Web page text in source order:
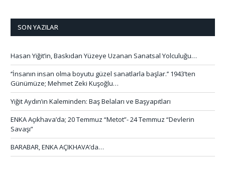
SON YAZILAR
Hasan Yiğit’in, Baskıdan Yüzeye Uzanan Sanatsal Yolculuğu…
‘’İnsanın insan olma boyutu güzel sanatlarla başlar.’’ 1943’ten
Günümüze; Mehmet Zeki Kuşoğlu…
Yiğit Aydın’ın Kaleminden: Baş Belaları ve Başyapıtları
ENKA Açıkhava’da; 20 Temmuz “Metot”- 24 Temmuz “Devlerin
Savaşı”
BARABAR, ENKA AÇIKHAVA’da…